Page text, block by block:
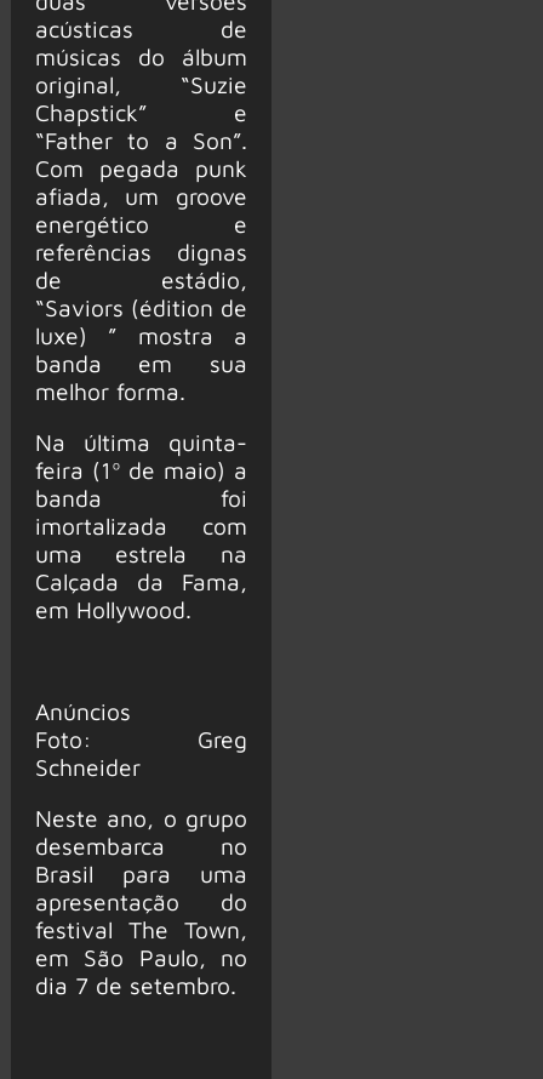
acústicas de
músicas do álbum
original, “Suzie
Chapstick” e
“Father to a Son”.
Com pegada punk
afiada, um groove
energético e
referências dignas
de estádio,
“Saviors (édition de
luxe) ” mostra a
banda em sua
melhor forma.
Na última quinta-
feira (1º de maio) a
banda foi
imortalizada com
uma estrela na
Calçada da Fama,
em Hollywood.
Anúncios
Foto: Greg
Schneider
Neste ano, o grupo
desembarca no
Brasil para uma
apresentação do
festival The Town,
em São Paulo, no
dia 7 de setembro.